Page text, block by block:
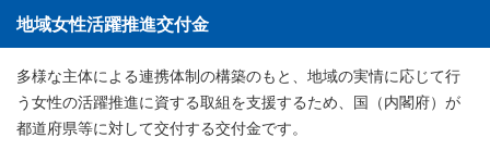
地域女性活躍推進交付金
多様な主体による連携体制の構築のもと、地域の実情に応じて行
う女性の活躍推進に資する取組を支援するため、国（内閣府）が
都道府県等に対して交付する交付金です。